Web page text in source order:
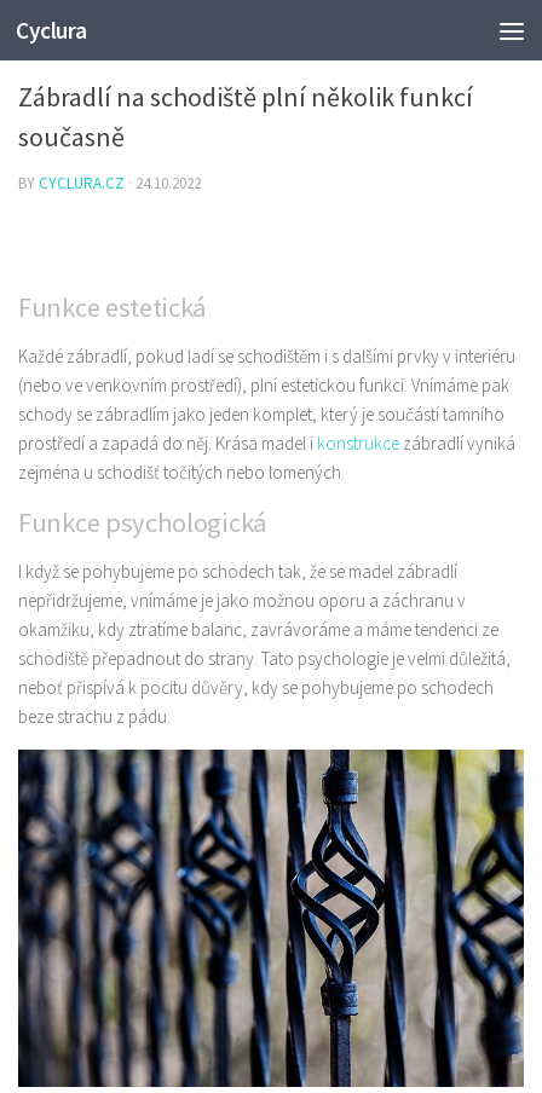
Cyclura
SLUŽBY
Zábradlí na schodiště plní několik funkcí
současně
BYCYCLURA.CZ · 24.10.2022
Funkce estetická
Každé zábradlí, pokud ladí se schodištěm i s dalšími prvky v interiéru
(nebo ve venkovním prostředí), plní estetickou funkci. Vnímáme pak
schody se zábradlím jako jeden komplet, který je součástí tamního
prostředí a zapadá do něj. Krása madel i konstrukce zábradlí vyniká
zejména u schodišť točitých nebo lomených.
Funkce psychologická
I když se pohybujeme po schodech tak, že se madel zábradlí
nepřidržujeme, vnímáme je jako možnou oporu a záchranu v
okamžiku, kdy ztratíme balanc, zavrávoráme a máme tendenci ze
schodiště přepadnout do strany. Tato psychologie je velmi důležitá,
neboť přispívá k pocitu důvěry, kdy se pohybujeme po schodech
beze strachu z pádu.